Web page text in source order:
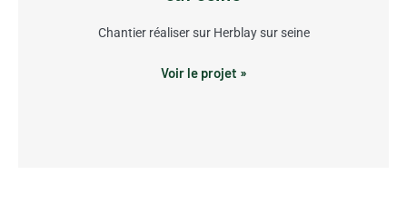
Chantier réaliser sur Herblay sur seine
Voir le projet »